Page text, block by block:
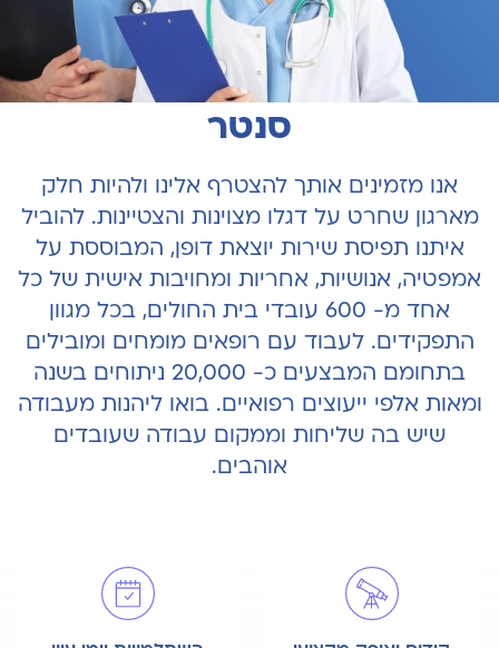
מצטרפים להרצליה מדיקל
סנטר
אנו מזמינים אותך להצטרף אלינו ולהיות חלק
מארגון שחרט על דגלו מצוינות והצטיינות. להוביל
איתנו תפיסת שירות יוצאת דופן, המבוססת על
אמפטיה, אנושיות, אחריות ומחויבות אישית של כל
אחד מ- 600 עובדי בית החולים, בכל מגוון
התפקידים. לעבוד עם רופאים מומחים ומובילים
בתחומם המבצעים כ- 20,000 ניתוחים בשנה
ומאות אלפי ייעוצים רפואיים. בואו ליהנות מעבודה
שיש בה שליחות וממקום עבודה שעובדים
אוהבים.